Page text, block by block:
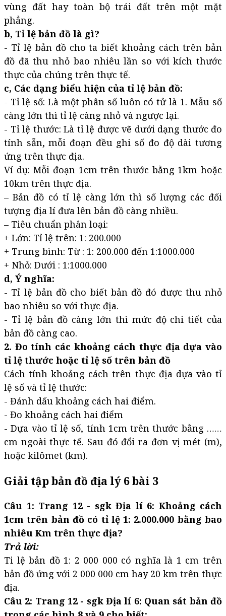
vùng đất hay toàn bộ trái đất trên một mặt
phẳng.
b, Tỉ lệ bản đồ là gì?
- Tỉ lệ bản đồ cho ta biết khoảng cách trên bản
đồ đã thu nhỏ bao nhiêu lần so với kích thước
thực của chúng trên thực tế.
c, Các dạng biểu hiện của tỉ lệ bản đồ:
- Tỉ lệ số: Là một phân số luôn có tử là 1. Mẫu số
càng lớn thì tỉ lệ càng nhỏ và ngược lại.
- Tỉ lệ thước: Là tỉ lệ được vẽ dưới dạng thước đo
tính sẵn, mỗi đoạn đều ghi số đo độ dài tương
ứng trên thực địa.
Ví dụ: Mỗi đoạn 1cm trên thước bằng 1km hoặc
10km trên thực địa.
– Bản đồ có tỉ lệ càng lớn thì số lượng các đối
tượng địa lí đưa lên bản đồ càng nhiều.
– Tiêu chuẩn phân loại:
+ Lớn: Tỉ lệ trên: 1: 200.000
+ Trung bình: Từ : 1: 200.000 đến 1:1000.000
+ Nhỏ: Dưới : 1:1000.000
d, Ý nghĩa:
- Tỉ lệ bản đồ cho biết bản đồ đó được thu nhỏ
bao nhiêu so với thực địa.
- Tỉ lệ bản đồ càng lớn thì mức độ chi tiết của
bản đồ càng cao.
2. Đo tính các khoảng cách thực địa dựa vào
tỉ lệ thước hoặc tỉ lệ số trên bản đồ
Cách tính khoảng cách trên thực địa dựa vào tỉ
lệ số và tỉ lệ thước:
- Đánh dấu khoảng cách hai điểm.
- Đo khoảng cách hai điểm
- Dựa vào tỉ lệ số, tính 1cm trên thước bằng ……
cm ngoài thực tế. Sau đó đổi ra đơn vị mét (m),
hoặc kilômet (km).
Giải tập bản đồ địa lý 6 bài 3
Câu 1: Trang 12 - sgk Địa lí 6: Khoảng cách
1cm trên bản đồ có tỉ lệ 1: 2.000.000 bằng bao
nhiêu Km trên thực địa?
Trả lời:
Ti lệ bản đồ 1: 2 000 000 có nghĩa là 1 cm trên
bản đồ ứng với 2 000 000 cm hay 20 km trên thực
địa.
Câu 2: Trang 12 - sgk Địa lí 6: Quan sát bản đồ